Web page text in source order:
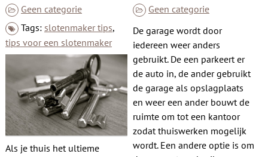
Bedden
Tafels
Tv meubels
Kasten
Open haard
Stoelen
Links
Geen categorie
Tags: slotenmaker tips,
tips voor een slotenmaker
Als je thuis het ultieme
Geen categorie
De garage wordt door
iedereen weer anders
gebruikt. De een parkeert er
de auto in, de ander gebruikt
de garage als opslagplaats
en weer een ander bouwt de
ruimte om tot een kantoor
zodat thuiswerken mogelijk
wordt. Een andere optie is om